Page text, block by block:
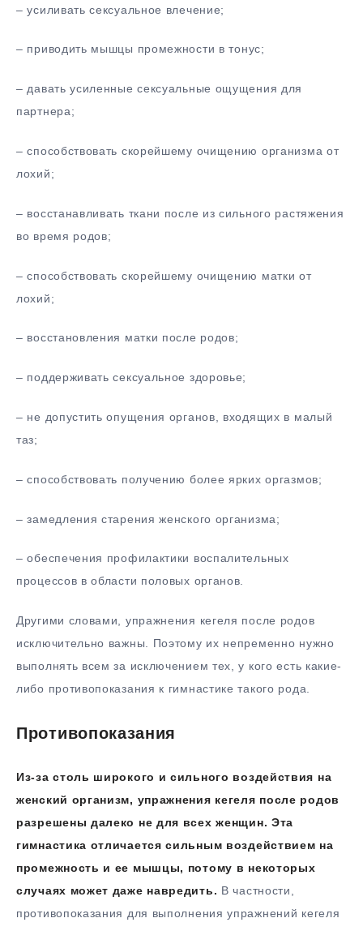
– усиливать сексуальное влечение;
– приводить мышцы промежности в тонус;
– давать усиленные сексуальные ощущения для
партнера;
– способствовать скорейшему очищению организма от
лохий;
– восстанавливать ткани после из сильного растяжения
во время родов;
– способствовать скорейшему очищению матки от
лохий;
– восстановления матки после родов;
– поддерживать сексуальное здоровье;
– не допустить опущения органов, входящих в малый
таз;
– способствовать получению более ярких оргазмов;
– замедления старения женского организма;
– обеспечения профилактики воспалительных
процессов в области половых органов.
Другими словами, упражнения кегеля после родов
исключительно важны. Поэтому их непременно нужно
выполнять всем за исключением тех, у кого есть какие-
либо противопоказания к гимнастике такого рода.
Противопоказания
Из-за столь широкого и сильного воздействия на
женский организм, упражнения кегеля после родов
разрешены далеко не для всех женщин. Эта
гимнастика отличается сильным воздействием на
промежность и ее мышцы, потому в некоторых
случаях может даже навредить. В частности,
противопоказания для выполнения упражнений кегеля